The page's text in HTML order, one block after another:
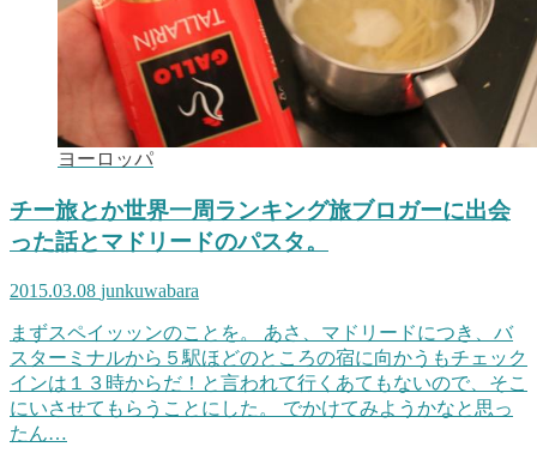
ヨーロッパ
チー旅とか世界一周ランキング旅ブロガーに出会
った話とマドリードのパスタ。
2015.03.08 junkuwabara
まずスペイッッンのことを。 あさ、マドリードにつき、バ
スターミナルから５駅ほどのところの宿に向かうもチェック
インは１３時からだ！と言われて行くあてもないので、そこ
にいさせてもらうことにした。 でかけてみようかなと思っ
たん…